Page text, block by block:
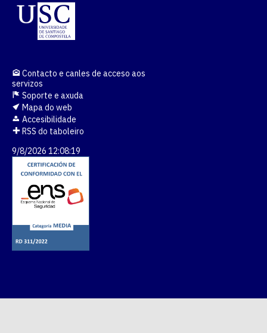
Contacto e canles de acceso aos
servizos
Soporte e axuda
Mapa do web
Accesibilidade
RSS do taboleiro
9/8/2026 12:08:19